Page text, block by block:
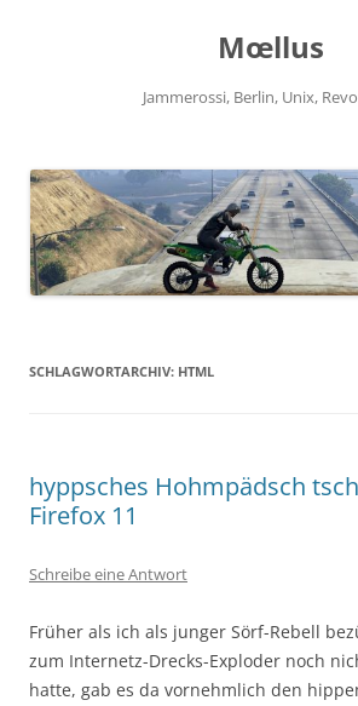
Mœllus
Jammerossi, Berlin, Unix,
SCHLAGWORTARCHIV: HTML
hyppsches Hohmpädsch
Firefox 11
Schreibe eine Antwort
Früher als ich als junger Sörf-Rebell
zum Internetz-Drecks-Exploder noch
hatte, gab es da vornehmlich den